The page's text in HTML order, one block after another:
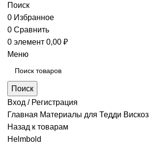
Поиск
0 Избранное
0 Сравнить
0 элемент 0,00 ₽
Меню
Поиск
Вход / Регистрация
Главная Материалы для Тедди
Назад к товарам
Helmbold